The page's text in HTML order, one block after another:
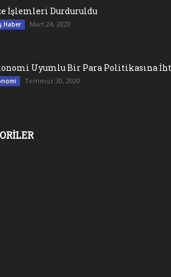
İşlemleri Durduruldu
Haber Mart 24, 2020
Uyumlu Bir Para Politikasına
Temmuz 30, 2020